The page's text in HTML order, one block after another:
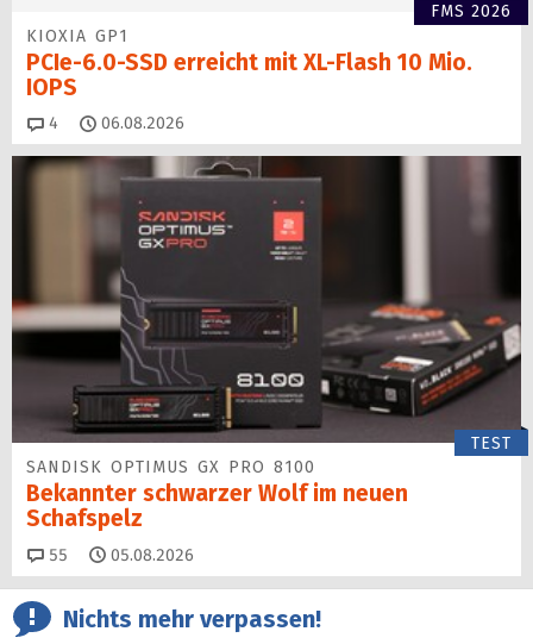
FMS 2026
KIOXIA GP1
PCIe-6.0-SSD erreicht mit XL-Flash 10 Mio.
IOPS
4 Kommentare
06.08.2026
TEST
SANDISK OPTIMUS GX PRO 8100
Bekannter schwarzer Wolf im neuen
Schafspelz
55 Kommentare
05.08.2026
Nichts mehr verpassen!